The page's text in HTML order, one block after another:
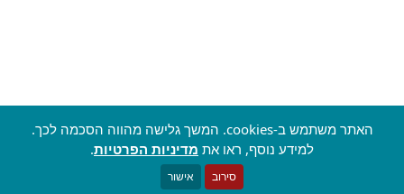
האתר משתמש ב-cookies. המשך גלישה מהווה הסכמה לכך.
למידע נוסף, ראו את מדיניות הפרטיות.
סירוב אישור